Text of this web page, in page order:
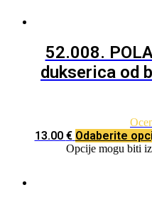
52.008.
dukserica od
13.00 € Odaberite
Opcije mogu biti